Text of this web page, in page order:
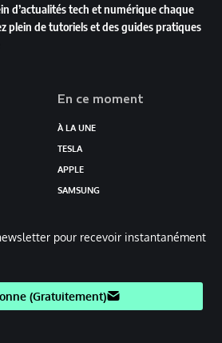
d’actualités tech et numérique chaque
plein de tutoriels et des guides pratiques
En ce moment
À LA UNE
TESLA
APPLE
SAMSUNG
pour recevoir instantanément
(Gratuitement)